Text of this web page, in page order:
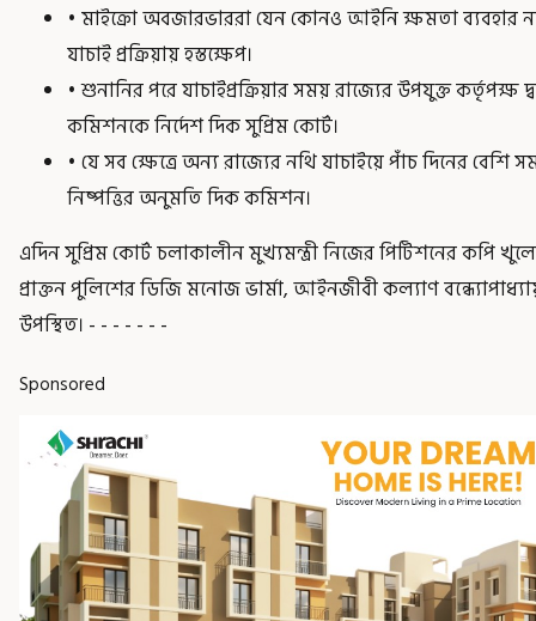
• মাইক্রো অবজারভাররা যেন কোনও আইনি ক্ষমতা ব্যবহার
যাচাই প্রক্রিয়ায় হস্তক্ষেপ।
• শুনানির পরে যাচাইপ্রক্রিয়ার সময় রাজ্যের উপযুক্ত কর্তৃপক্ষ
কমিশনকে নির্দেশ দিক সুপ্রিম কোর্ট।
• যে সব ক্ষেত্রে অন্য রাজ্যের নথি যাচাইয়ে পাঁচ দিনের
নিষ্পত্তির অনুমতি দিক কমিশন।
এদিন সুপ্রিম কোর্ট চলাকালীন মুখ্যমন্ত্রী নিজের পিটিশনের কপি
প্রাক্তন পুলিশের ডিজি মনোজ ভার্মা, আইনজীবী কল্যাণ
উপস্থিত। - - - - - - -
Sponsored